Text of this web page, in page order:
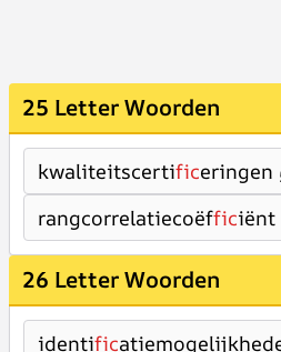
25 Letter Woorden
kwaliteitscertificeringen
rangcorrelatiecoëfficiënt
26 Letter Woorden
identific